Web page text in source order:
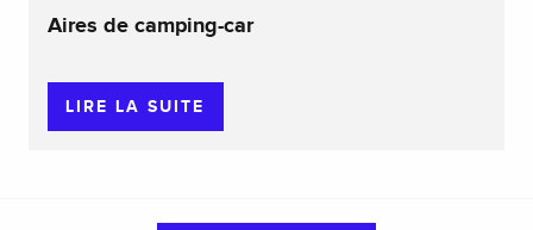
Aires de camping-car
LIRE LA SUITE